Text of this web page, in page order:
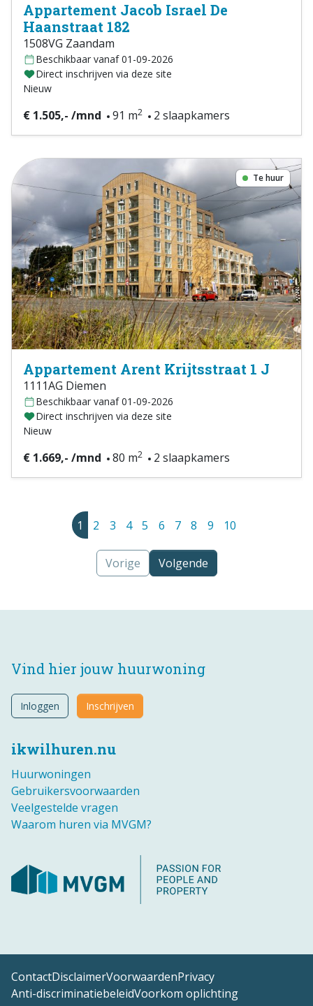
Appartement Jacob Israel De
Haanstraat 182
1508VG Zaandam
Beschikbaar vanaf 01-09-2026
Direct inschrijven via deze site
Nieuw
€ 1.505,- /mnd 91 m2 2 slaapkamers
Te huur
Appartement Arent Krijtsstraat 1 J
1111AG Diemen
Beschikbaar vanaf 01-09-2026
Direct inschrijven via deze site
Nieuw
€ 1.669,- /mnd 80 m2 2 slaapkamers
1 2 3 4 5 6 7 8 9 10
Vorige Volgende
ikwilhuren.nu
Huurwoningen
Gebruikersvoorwaarden
Veelgestelde vragen
Waarom huren via MVGM?
Vind hier jouw huurwoning
Inloggen Inschrijven
ContactDisclaimerVoorwaardenPrivacy
Anti-discriminatiebeleidVoorkom oplichting